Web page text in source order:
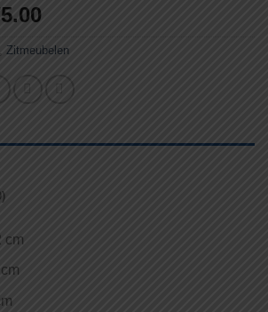
Huidige
is:
€275.00.
Zitmeubelen
cm